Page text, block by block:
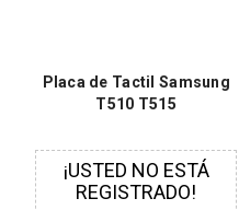
Placa de Tactil Samsung
T510 T515
¡USTED NO ESTÁ
REGISTRADO!